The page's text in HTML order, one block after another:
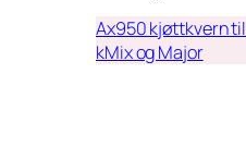
Ax950 kjøttkvern
kMix og Major